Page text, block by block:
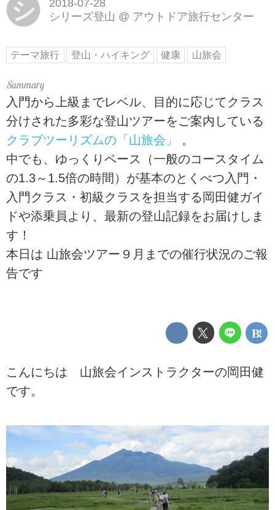
シ
2018-07-28
シリーズ登山 @ アウトドア旅行センター
テーマ旅行 登山・ハイキング 健康 山旅会
入門から上級までレベル、目的に応じてクラス
分けされた多彩な登山ツアーをご案内している
クラブツーリズムの「山旅会」
。
中でも、ゆっくりペース（一般のコースタイム
の1.3～1.5倍の時間）が基本のとくべつ入門・
入門クラス・初級クラスを担当する岡田健ガイ
ドや添乗員より、最新の登山記録をお届けしま
す！
本日は 山旅会ツアー９月までの催行状況のご報
告です
こんにちは 山旅会インストラクターの岡田健
です。